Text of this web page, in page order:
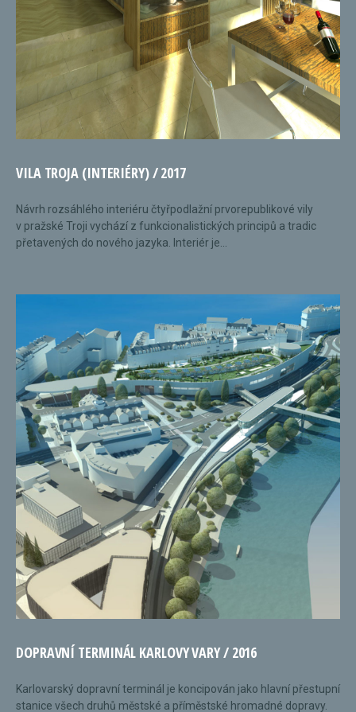
VILA TROJA (INTERIÉRY) / 2017
Návrh rozsáhlého interiéru čtyřpodlažní prvorepublikové vily
v pražské Troji vychází z funkcionalistických principů a tradic
přetavených do nového jazyka. Interiér je...
DOPRAVNÍ TERMINÁL KARLOVY VARY / 2016
Karlovarský dopravní terminál je koncipován jako hlavní přestupní
stanice všech druhů městské a příměstské hromadné dopravy.